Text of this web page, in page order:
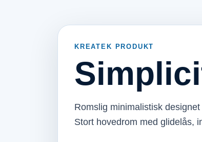
KREATEK PRODUKT
Romslig minimalistisk
Stort hovedrom med glidelås,